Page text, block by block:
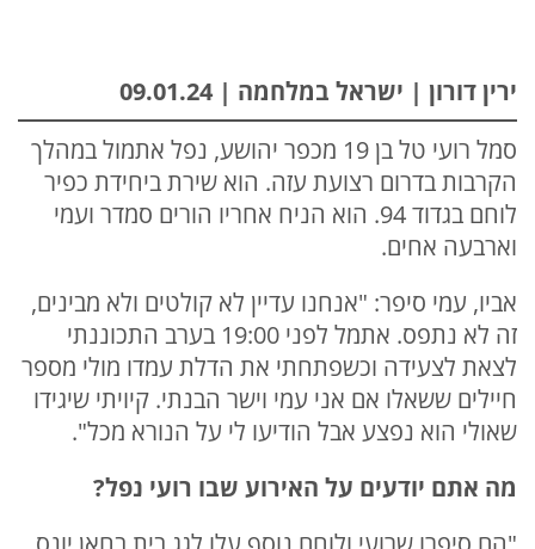
ירין דורון | ישראל במלחמה | 09.01.24
סמל רועי טל בן 19 מכפר יהושע, נפל אתמול במהלך
הקרבות בדרום רצועת עזה. הוא שירת ביחידת כפיר
לוחם בגדוד 94. הוא הניח אחריו הורים סמדר ועמי
וארבעה אחים.
אביו, עמי סיפר: "אנחנו עדיין לא קולטים ולא מבינים,
זה לא נתפס. אתמל לפני 19:00 בערב התכוננתי
לצאת לצעידה וכשפתחתי את הדלת עמדו מולי מספר
חיילים ששאלו אם אני עמי וישר הבנתי. קיויתי שיגידו
שאולי הוא נפצע אבל הודיעו לי על הנורא מכל".
מה אתם יודעים על האירוע שבו רועי נפל?